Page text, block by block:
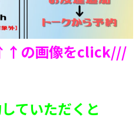
の画像をclick///
ていただくと